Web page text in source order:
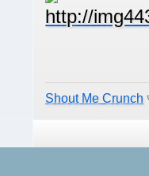
Shout Me Crunch